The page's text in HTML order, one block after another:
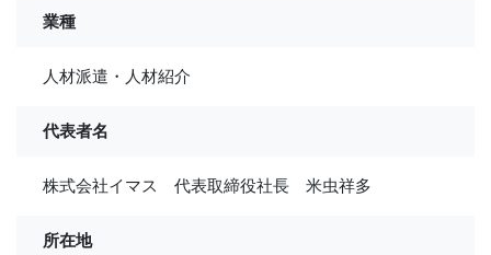
業種
人材派遣・人材紹介
代表者名
株式会社イマス 代表取締役社長 米虫祥多
所在地